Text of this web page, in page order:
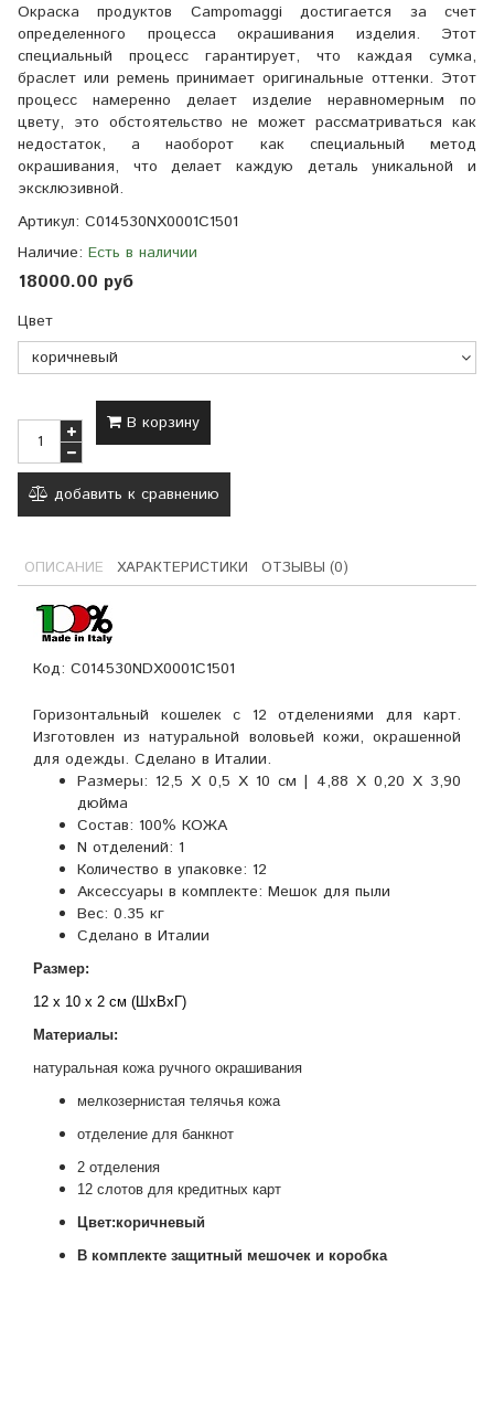
Окраска продуктов Campomaggi достигается за счет
определенного процесса окрашивания изделия. Этот
специальный процесс гарантирует, что каждая сумка,
браслет или ремень принимает оригинальные оттенки. Этот
процесс намеренно делает изделие неравномерным по
цвету, это обстоятельство не может рассматриваться как
недостаток, а наоборот как специальный метод
окрашивания, что делает каждую деталь уникальной и
эксклюзивной.
Артикул: C014530NX0001С1501
Наличие: Есть в наличии
18000.00 руб
Цвет
В корзину
добавить к сравнению
ОПИСАНИЕ ХАРАКТЕРИСТИКИ ОТЗЫВЫ (0)
Код: C014530NDX0001C1501
Горизонтальный кошелек с 12 отделениями для карт.
Изготовлен из натуральной воловьей кожи, окрашенной
для одежды. Сделано в Италии.
Размеры: 12,5 X 0,5 X 10 см | 4,88 X 0,20 X 3,90
дюйма
Состав: 100% КОЖА
N отделений: 1
Количество в упаковке: 12
Аксессуары в комплекте: Мешок для пыли
Вес: 0.35 кг
Сделано в Италии
Размер:
12 x 10 x 2 см (ШхВхГ)
Материалы:
натуральная кожа ручного окрашивания
мелкозернистая телячья кожа
отделение для банкнот
2 отделения
12 слотов для кредитных карт
Цвет:коричневый
В комплекте защитный мешочек и коробка